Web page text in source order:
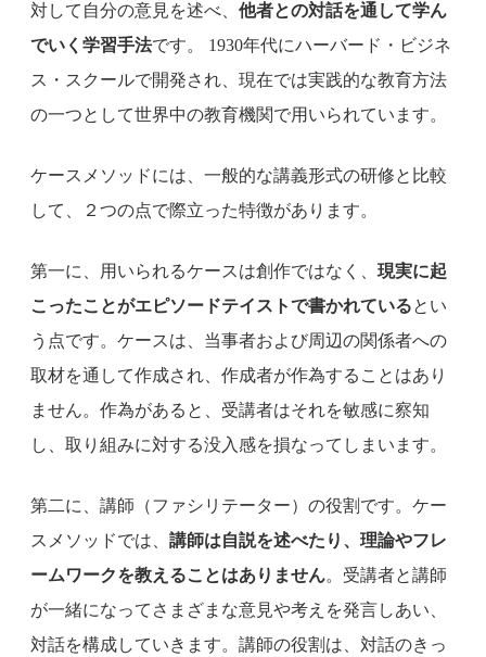
対して自分の意見を述べ、 他者との対話を通して学ん
でいく学習手法です。 1930年代にハーバード・ビジネ
ス・スクールで開発され、現在では実践的な教育方法
の一つとして世界中の教育機関で用いられています。
ケースメソッドには、一般的な講義形式の研修と比較
して、２つの点で際立った特徴があります。
第一に、用いられるケースは創作ではなく、 現実に起
こったことがエピソードテイストで書かれているとい
う点です。ケースは、当事者および周辺の関係者への
取材を通して作成され、作成者が作為することはあり
ません。作為があると、受講者はそれを敏感に察知
し、取り組みに対する没入感を損なってしまいます。
第二に、講師（ファシリテーター）の役割です。ケー
スメソッドでは、 講師は自説を述べたり、理論やフレ
ームワークを教えることはありません。受講者と講師
が一緒になってさまざまな意見や考えを発言しあい、
対話を構成していきます。講師の役割は、対話のきっ